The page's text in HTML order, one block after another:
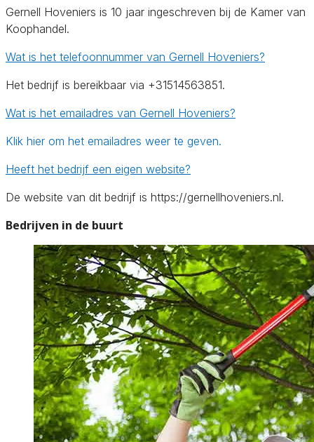
Gernell Hoveniers is 10 jaar ingeschreven bij de Kamer van
Koophandel.
Wat is het telefoonnummer van Gernell Hoveniers?
Het bedrijf is bereikbaar via +31514563851.
Wat is het emailadres van Gernell Hoveniers?
Klik hier om het emailadres weer te geven.
Heeft het bedrijf een eigen website?
De website van dit bedrijf is https://gernellhoveniers.nl.
Bedrijven in de buurt